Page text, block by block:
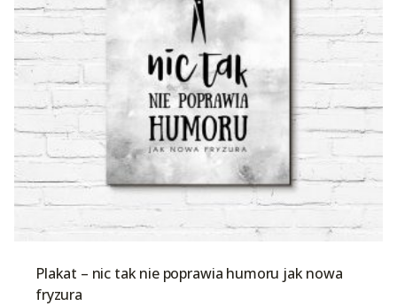
Plakat – nic tak nie poprawia humoru jak nowa
fryzura